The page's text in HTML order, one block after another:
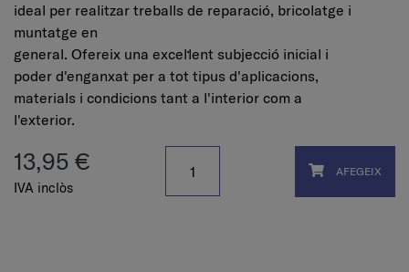
ideal per realitzar treballs de reparació, bricolatge i
muntatge en
general. Ofereix una excel·lent subjecció inicial i
poder d'enganxat per a tot tipus d'aplicacions,
materials i condicions tant a l'interior com a
l'exterior.
13,95 €
IVA inclòs
AFEGEIX